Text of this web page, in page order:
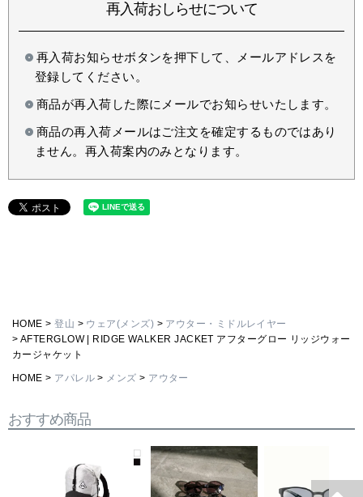
再入荷おしらせについて
再入荷お知らせボタンを押下して、メールアドレスを
登録してください。
商品が再入荷した際にメールでお知らせいたします。
商品の再入荷メールはご注文を確定するものではあり
ません。再入荷案内のみとなります。
HOME 登山 ウェア(メンズ)
アウター・ミドルレイヤー
AFTERGLOW | RIDGE WALKER JACKET アフターグロー リッジウォー
カージャケット
HOME アパレル メンズ アウター
おすすめ商品